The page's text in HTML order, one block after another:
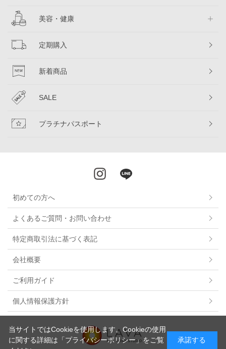
美容・健康
定期購入
新着商品
SALE
プラチナパスポート
初めての方へ
よくあるご質問・お問い合わせ
特定商取引法に基づく表記
会社概要
ご利用ガイド
個人情報保護方針
当サイトではCookieを使用します。Cookieの使用
に関する詳細は 「プライバシーポリシー」をご覧
承諾する